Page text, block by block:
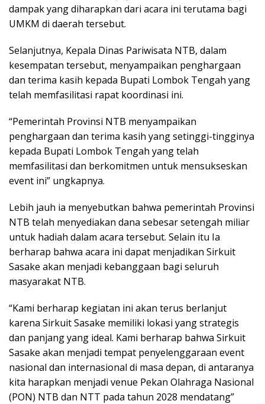
dampak yang diharapkan dari acara ini terutama bagi
UMKM di daerah tersebut.
Selanjutnya, Kepala Dinas Pariwisata NTB, dalam
kesempatan tersebut, menyampaikan penghargaan
dan terima kasih kepada Bupati Lombok Tengah yang
telah memfasilitasi rapat koordinasi ini.
“Pemerintah Provinsi NTB menyampaikan
penghargaan dan terima kasih yang setinggi-tingginya
kepada Bupati Lombok Tengah yang telah
memfasilitasi dan berkomitmen untuk mensukseskan
event ini” ungkapnya.
Lebih jauh ia menyebutkan bahwa pemerintah Provinsi
NTB telah menyediakan dana sebesar setengah miliar
untuk hadiah dalam acara tersebut. Selain itu Ia
berharap bahwa acara ini dapat menjadikan Sirkuit
Sasake akan menjadi kebanggaan bagi seluruh
masyarakat NTB.
“Kami berharap kegiatan ini akan terus berlanjut
karena Sirkuit Sasake memiliki lokasi yang strategis
dan panjang yang ideal. Kami berharap bahwa Sirkuit
Sasake akan menjadi tempat penyelenggaraan event
nasional dan internasional di masa depan, di antaranya
kita harapkan menjadi venue Pekan Olahraga Nasional
(PON) NTB dan NTT pada tahun 2028 mendatang”